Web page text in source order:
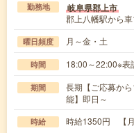
勤務地 岐阜県郡上市
郡上八幡駅から
曜日頻度 月～金・土
時間 18:00～22:00※表
期間
長期【ご応募か
能】即日～
時給 時給1350円 【